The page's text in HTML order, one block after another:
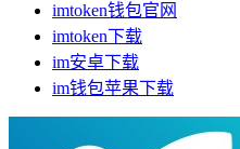
imtoken钱包官网
imtoken下载
im安卓下载
im钱包苹果下载